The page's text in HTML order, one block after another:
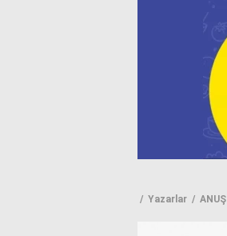
Yazarlar ANUŞ